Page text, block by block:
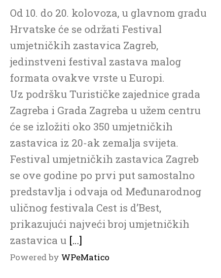
Od 10. do 20. kolovoza, u glavnom gradu
Hrvatske će se održati Festival
umjetničkih zastavica Zagreb,
jedinstveni festival zastava malog
formata ovakve vrste u Europi.
Uz podršku Turističke zajednice grada
Zagreba i Grada Zagreba u užem centru
će se izložiti oko 350 umjetničkih
zastavica iz 20-ak zemalja svijeta.
Festival umjetničkih zastavica Zagreb
se ove godine po prvi put samostalno
predstavlja i odvaja od Međunarodnog
uličnog festivala Cest is d’Best,
prikazujući najveći broj umjetničkih
zastavica u […]
Powered by WPeMatico